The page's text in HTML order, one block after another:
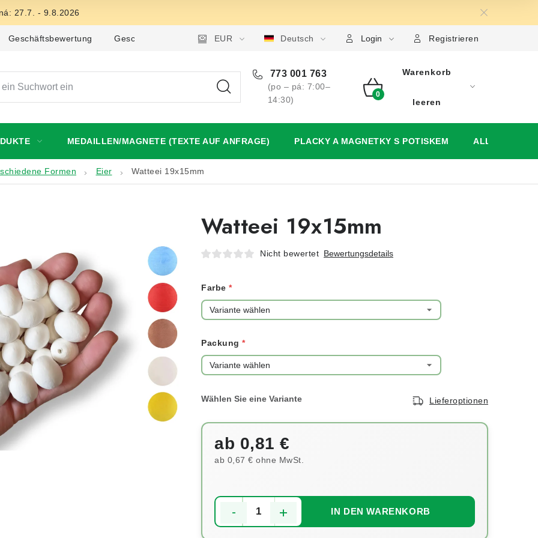
27.7. - 9.8.2026
Geschäftsbewertung Geschäftsbedingungen Datenschutzerklärung Großhandel Meine Bestellung
EUR Deutsch Login Registrieren
773 001 763
(po – pá: 7:00–
14:30)
WARENKORB
Warenkorb
leeren
MEDAILLEN/MAGNETE (TEXTE AUF ANFRAGE) PLACKY A MAGNETKY S POTISKEM ALLES FÜR
Formen Eier Watteei 19x15mm
Watteei 19x15mm
Nicht bewertet Bewertungsdetails
Farbe
Packung
Lieferoptionen
ab 0,81 €
ab 0,67 € ohne MwSt.
IN DEN WARENKORB